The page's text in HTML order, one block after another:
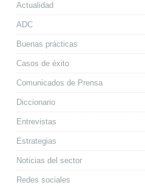
Actualidad
ADC
Buenas prácticas
Casos de éxito
Comunicados de Prensa
Diccionario
Entrevistas
Estrategias
Noticias del sector
Redes sociales